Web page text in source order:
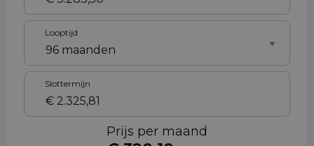
Looptijd
Slottermijn
Prijs per maand